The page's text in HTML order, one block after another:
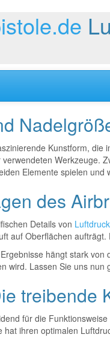
Kunstform,
Werkzeuge.
Elemente spielen
des
Details von Luftdruck
auf Oberflächen
hängt stark
wird. Lassen Sie uns
treibende
für die
hat ihren optimalen